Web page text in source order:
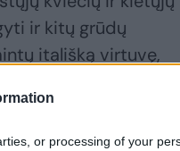
or processing of your
ir kitų grūdų
itališką virtuvę,
kietuosius